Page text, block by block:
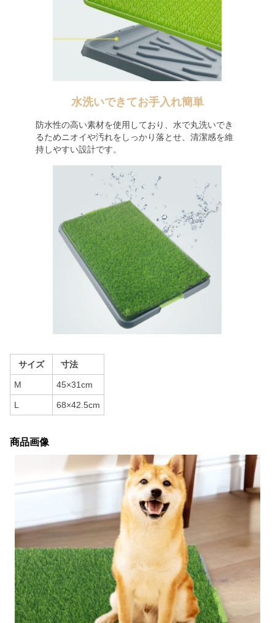
水洗いできてお手入れ簡単
防水性の高い素材を使用しており、水で丸洗いでき
るためニオイや汚れをしっかり落とせ、清潔感を維
持しやすい設計です。
サイズ 寸法
M 45×31cm
L 68×42.5cm
商品画像